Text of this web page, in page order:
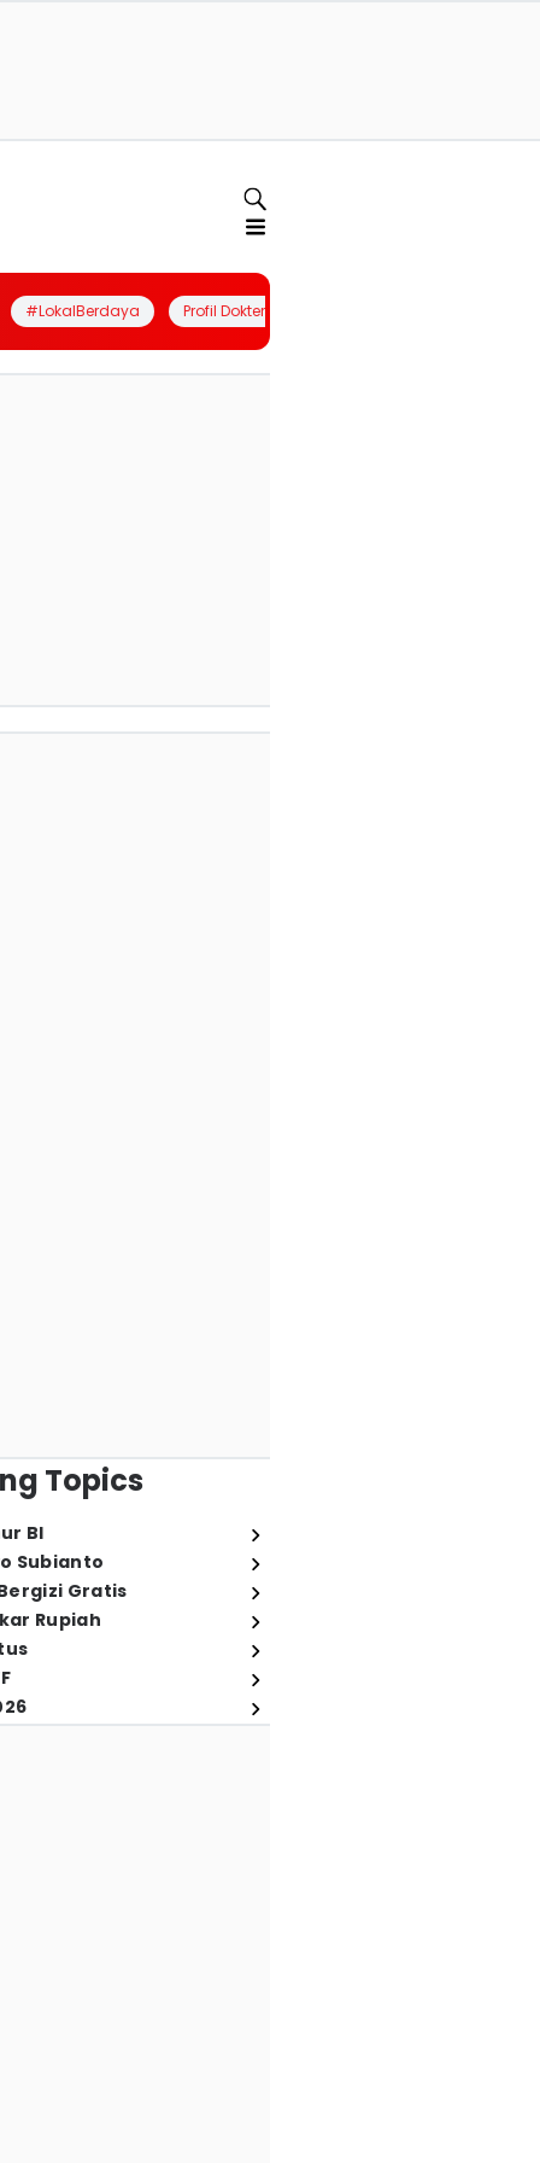
#LokalBerdaya Profil Dokter
Topics
BI
Subianto
Gratis
Rupiah